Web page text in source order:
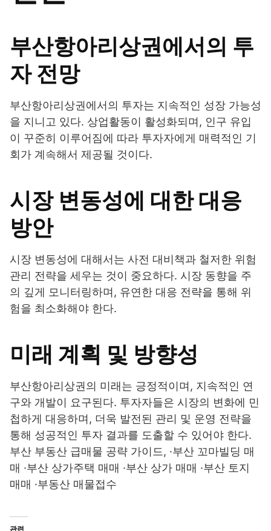
부산항아리상권에서의 투
자 전망
부산항아리상권에서의 투자는 지속적인 성장 가능성
을 지니고 있다. 상업활동이 활성화되며, 인구 유입
이 꾸준히 이루어짐에 따라 투자자에게 매력적인 기
회가 계속해서 제공될 것이다.
시장 변동성에 대한 대응
방안
시장 변동성에 대해서는 사전 대비책과 철저한 위험
관리 전략을 세우는 것이 중요하다. 시장 동향을 주
의 깊게 모니터링하며, 유연한 대응 전략을 통해 위
험을 최소화해야 한다.
미래 계획 및 방향성
부산항아리상권의 미래는 긍정적이며, 지속적인 연
구와 개발이 요구된다. 투자자들은 시장의 변화에 민
첩하게 대응하며, 더욱 발전된 관리 및 운영 전략을
통해 성공적인 투자 결과를 도출할 수 있어야 한다.
부산 부동산 급매물 공략 가이드, ·부산 꼬마빌딩 매
매 ·부산 상가주택 매매 ·부산 상가 매매 ·부산 토지
매매 ·부동산 매물접수
관련